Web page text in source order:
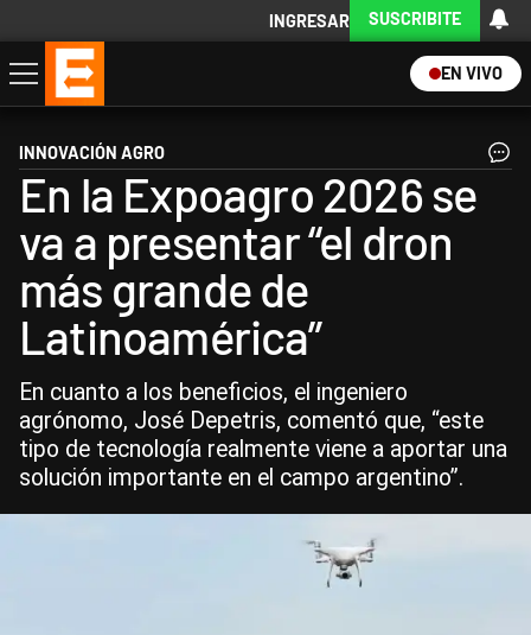
INGRESAR SUSCRIBITE
EN VIVO
Economía
Política
Internacional
Actualidad
Descargá la App
INNOVACIÓN AGRO
En la Expoagro 2026 se
va a presentar “el dron
más grande de
Latinoamérica”
En cuanto a los beneficios, el ingeniero
agrónomo, José Depetris, comentó que, “este
tipo de tecnología realmente viene a aportar una
solución importante en el campo argentino”.